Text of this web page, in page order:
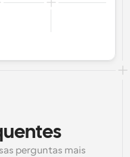
perguntas mais